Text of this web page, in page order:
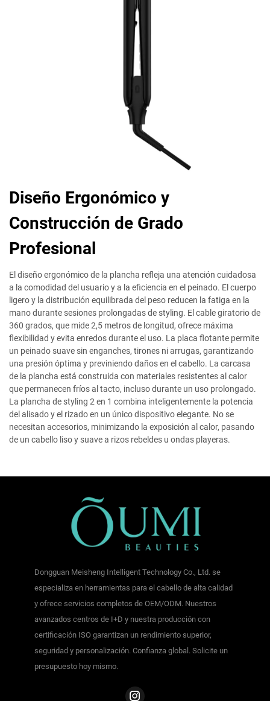
Diseño Ergonómico y
Construcción de Grado
Profesional
El diseño ergonómico de la plancha refleja una atención cuidadosa
a la comodidad del usuario y a la eficiencia en el peinado. El cuerpo
ligero y la distribución equilibrada del peso reducen la fatiga en la
mano durante sesiones prolongadas de styling. El cable giratorio de
360 grados, que mide 2,5 metros de longitud, ofrece máxima
flexibilidad y evita enredos durante el uso. La placa flotante permite
un peinado suave sin enganches, tirones ni arrugas, garantizando
una presión óptima y previniendo daños en el cabello. La carcasa
de la plancha está construida con materiales resistentes al calor
que permanecen fríos al tacto, incluso durante un uso prolongado.
La plancha de styling 2 en 1 combina inteligentemente la potencia
del alisado y el rizado en un único dispositivo elegante. No se
necesitan accesorios, minimizando la exposición al calor, pasando
de un cabello liso y suave a rizos rebeldes u ondas playeras.
Dongguan Meisheng Intelligent Technology Co., Ltd. se
especializa en herramientas para el cabello de alta calidad
y ofrece servicios completos de OEM/ODM. Nuestros
avanzados centros de I+D y nuestra producción con
certificación ISO garantizan un rendimiento superior,
seguridad y personalización. Confianza global. Solicite un
presupuesto hoy mismo.